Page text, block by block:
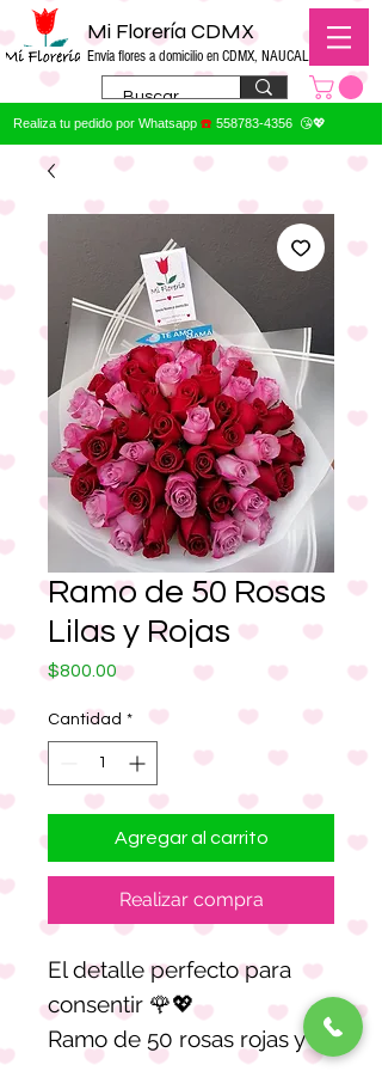
Mi Florería CDMX
Envía flores a domicilio en CDMX, NAUCALPAN
Realiza tu pedido por Whatsapp ☎️ 558783-4356 😘💖
Ramo de 50 Rosas
Lilas y Rojas
$800.00Precio
Cantidad *
Agregar al carrito
Realizar compra
El detalle perfecto para
consentir 🌹💖
Ramo de 50 rosas rojas y